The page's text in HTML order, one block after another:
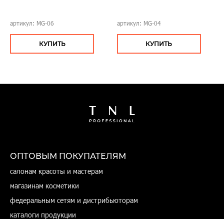
артикул: MG-06
КУПИТЬ
артикул: MG-04
КУПИТЬ
ОПТОВЫМ ПОКУПАТЕЛЯМ
салонам красоты и мастерам
магазинам косметики
федеральным сетям и дистрибьюторам
каталоги продукции